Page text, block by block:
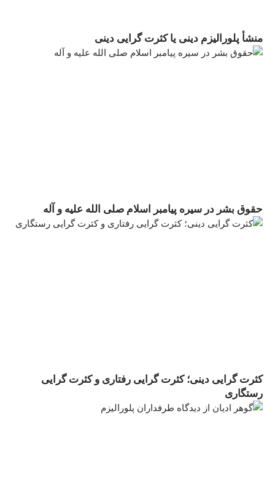
منشأ پلورالیزم دینی یا کثرت گرایی دینى
حقوق بشر در سيره پيامبر اسلام صلی الله علیه و آله
کثرت گرایی دینی؛ کثرت گرایی رفتاری و کثرت گرایی
رستگاری